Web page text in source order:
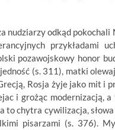
nudziarzy odkąd
przykładami
pozawojskowy honor
(s. 311), matki
Rosja żyje jako mit i
i grożąc modernizacją,
chytra cywilizacja,
pisarzami (s. 376).